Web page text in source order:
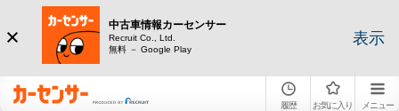
中古車情報カーセンサー
Recruit Co., Ltd.
無料 － Google Play
表示
履歴 お気に入り メニュー